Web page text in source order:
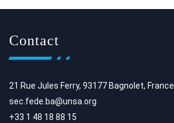
Contact
21 Rue Jules Ferry, 93177 Bagnolet, France
sec.fede.ba@unsa.org
+33 1 48 18 88 15